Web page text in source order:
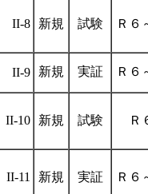
II-8 新規 試験 Ｒ６
II-9 新規 実証 Ｒ６
II-10 新規 試験 Ｒ
II-11 新規 実証 Ｒ６